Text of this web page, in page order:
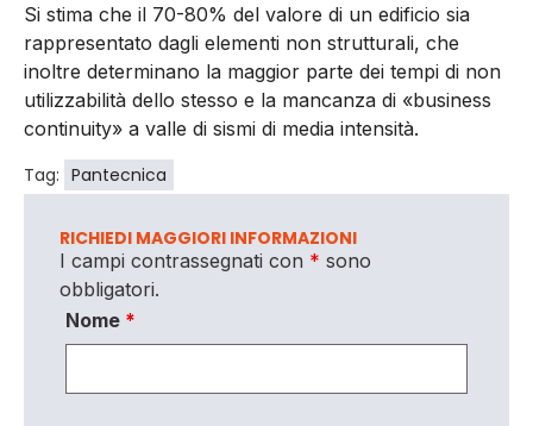
Si stima che il 70-80% del valore di un edificio sia
rappresentato dagli elementi non strutturali, che
inoltre determinano la maggior parte dei tempi di non
utilizzabilità dello stesso e la mancanza di «business
continuity» a valle di sismi di media intensità.
Tag: Pantecnica
RICHIEDI MAGGIORI INFORMAZIONI
I campi contrassegnati con * sono
obbligatori.
Nome *